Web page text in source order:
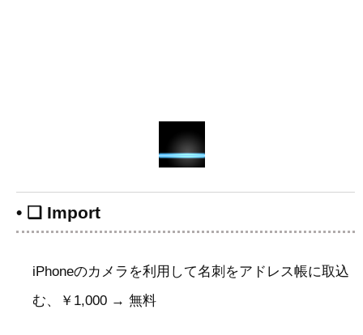
• ❑ Import
iPhoneのカメラを利用して名刺をアドレス帳に取込
む、￥1,000 → 無料